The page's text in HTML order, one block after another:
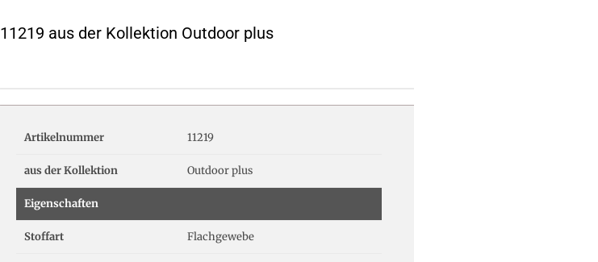
11219 aus der Kollektion Outdoor plus
Artikelnummer 11219
aus der Kollektion Outdoor plus
Eigenschaften
Stoffart Flachgewebe